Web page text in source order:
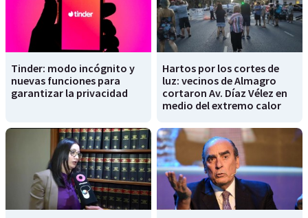
Tinder: modo incógnito y
nuevas funciones para
garantizar la privacidad
Hartos por los cortes de
luz: vecinos de Almagro
cortaron Av. Díaz Vélez en
medio del extremo calor